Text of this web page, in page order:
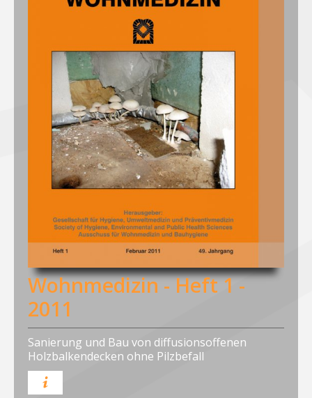
Wohnmedizin - Heft 1 -
2011
Sanierung und Bau von diffusionsoffenen
Holzbalkendecken ohne Pilzbefall